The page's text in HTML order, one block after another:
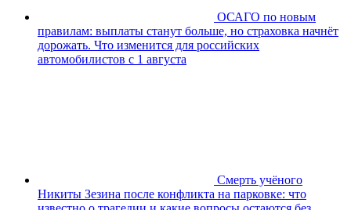
ОСАГО по новым
правилам: выплаты станут больше, но страховка начнёт
дорожать. Что изменится для российских
автомобилистов с 1 августа
Смерть учёного
Никиты Зезина после конфликта на парковке: что